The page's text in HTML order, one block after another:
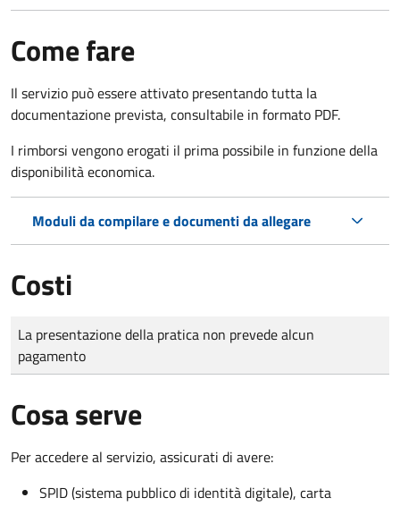
Come fare
Il servizio può essere attivato presentando tutta la
documentazione prevista, consultabile in formato PDF.
I rimborsi vengono erogati il prima possibile in funzione della
disponibilità economica.
Moduli da compilare e documenti da allegare
Costi
Tipo di pagamento
Importo
La presentazione della pratica non prevede alcun
pagamento
Cosa serve
Per accedere al servizio, assicurati di avere:
SPID (sistema pubblico di identità digitale), carta